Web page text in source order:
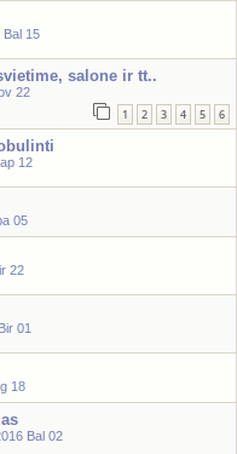
Bal 15
salone ir tt..
22
1 2 3 4 5 6
12
05
22
01
18
Bal 02